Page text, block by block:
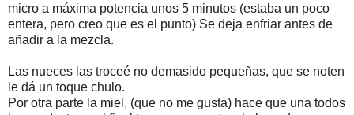
micro a máxima potencia unos 5 minutos (estaba un poco
entera, pero creo que es el punto) Se deja enfriar antes de
añadir a la mezcla.
Las nueces las troceé no demasido pequeñas, que se noten
le dá un toque chulo.
Por otra parte la miel, (que no me gusta) hace que una todos